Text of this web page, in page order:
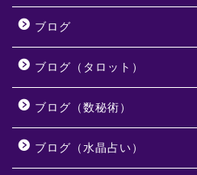
ブログ
ブログ（タロット）
ブログ（数秘術）
ブログ（水晶占い）